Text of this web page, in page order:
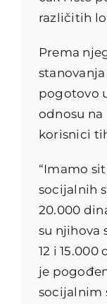
različitih
Prema
pogotovo
odnosu
korisnici
“Imamo
socijalnih
20.000
su njihova
12 i
je
socijalnim